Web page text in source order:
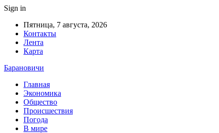
Sign in
Пятница, 7 августа, 2026
Контакты
Лента
Карта
Барановичи
Главная
Экономика
Общество
Происшествия
Погода
В мире